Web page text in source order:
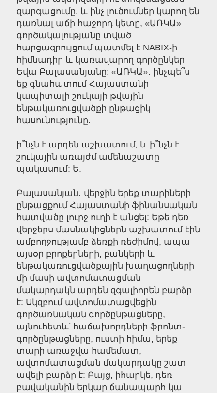
զարգացումը, և ինչ լուծումներ կարող են
դառնալ աճի հաջորդ կետը, «ԱՌԿԱ»
գործակալությանը տված
հարցազրույցում պատմել է NABIX-ի
հիմնադիր և կառավարող գործընկեր
Եվա Բալասանյանը: «ԱՌԿԱ»․ ինչպե՞ս
եք գնահատում Հայաստանի
կապիտալի շուկայի թվային
ենթակառուցվածքի ընթացիկ
հասունությունը.
ի՞նչն է արդեն աշխատում, և ի՞նչն է
շուկային առայժմ ամենաշատը
պակասում: Ե.
Բալասանյան․ վերջին երեք տարիների
ընթացքում Հայաստանի ֆինանսական
հատվածը լուրջ ուղի է անցել: Եթե դեռ
վերջերս մասնակիցներն աշխատում էին
ամբողջությամբ ձեռքի ռեժիմով, ապա
այսօր բրոքերների, բանկերի և
ենթակառուցվածքային խաղացողների
մի մասի ավտոմատացման
մակարդակն արդեն զգալիորեն բարձր
է: Սկզբում ավտոմատացվեցին
գործառնական գործընթացները,
այնուհետև՝ հաճախորդների ֆրոնտ-
գործընթացները, ուստի հիմա, երեք
տարի առաջվա համեմատ,
ավտոմատացման մակարդակը շատ
ավելի բարձր է: Բայց, իհարկե, դեռ
բավականին երկար ճանապարհ կա